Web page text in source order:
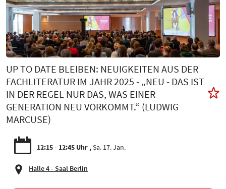
UP TO DATE BLEIBEN: NEUIGKEITEN AUS DER
FACHLITERATUR IM JAHR 2025 - „NEU - DAS IST
IN DER REGEL NUR DAS, WAS EINER
GENERATION NEU VORKOMMT.“ (LUDWIG
MARCUSE)
12:15 - 12:45 Uhr Sa. 17. Jan.
Halle 4 - Saal Berlin